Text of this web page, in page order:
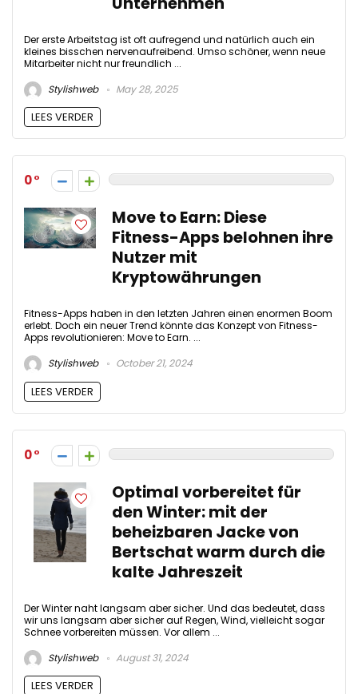
Der erste Arbeitstag ist oft aufregend und natürlich auch ein
kleines bisschen nervenaufreibend. Umso schöner, wenn neue
Mitarbeiter nicht nur freundlich ...
Stylishweb
May 28, 2025
LEES VERDER
0
Move to Earn: Diese
Fitness-Apps belohnen ihre
Nutzer mit
Kryptowährungen
Fitness-Apps haben in den letzten Jahren einen enormen Boom
erlebt. Doch ein neuer Trend könnte das Konzept von Fitness-
Apps revolutionieren: Move to Earn. ...
Stylishweb
October 21, 2024
LEES VERDER
0
Optimal vorbereitet für
den Winter: mit der
beheizbaren Jacke von
Bertschat warm durch die
kalte Jahreszeit
Der Winter naht langsam aber sicher. Und das bedeutet, dass
wir uns langsam aber sicher auf Regen, Wind, vielleicht sogar
Schnee vorbereiten müssen. Vor allem ...
Stylishweb
August 31, 2024
LEES VERDER